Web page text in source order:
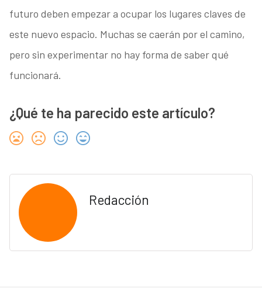
futuro deben empezar a ocupar los lugares claves de
este nuevo espacio. Muchas se caerán por el camino,
pero sin experimentar no hay forma de saber qué
funcionará.
¿Qué te ha parecido este artículo?
Redacción